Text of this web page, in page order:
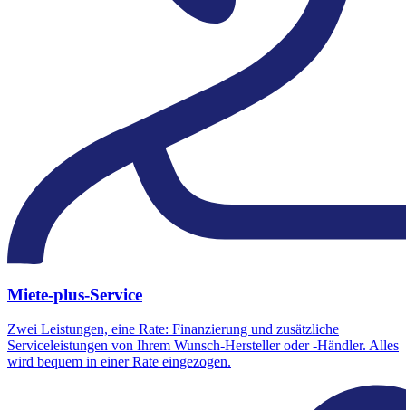
Miete-plus-Service
Zwei Leistungen, eine Rate: Finanzierung und zusätzliche
Serviceleistungen von Ihrem Wunsch-Hersteller oder -Händler. Alles
wird bequem in einer Rate eingezogen.